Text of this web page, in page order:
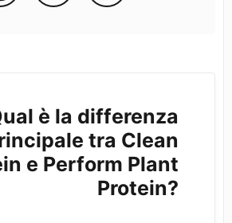
è la differenza
tra Clean
e Perform Plant
Protein?